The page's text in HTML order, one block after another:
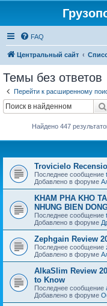
FAQ
Центральный сайт
Темы без ответов
Перейти к расширенному
Найдено 447
Trovicielo
Последнее сообщение
Добавлено в форуме
KHAM PHA KHO
NHUNG BIEN
Последнее сообщение
Добавлено в форуме
Zephgain Review
Последнее сообщение
Добавлено в форуме
AlkaSlim Review
to Know
Последнее сообщение
Добавлено в форуме